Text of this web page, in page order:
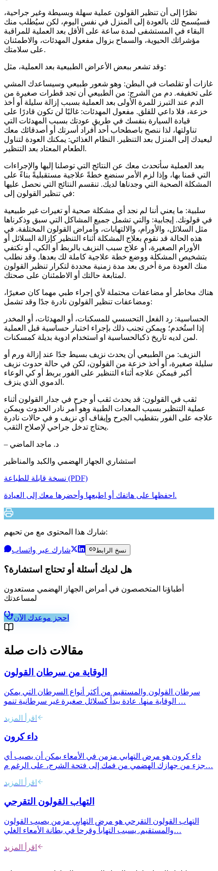
نظرًا إلى أن تنظير القولون عملية سهلة وبسيطة وغير جراحية،
فسيُسمح لك بالعودة إلى المنزل في نفس اليوم، لكن سيُطلب منك
البقاء في المستشفى لمدة ساعة على الأقل بعد العملية للمراقبة
مؤشراتك الحيوية، والسماح بزوال مفعول المهدئات، والاطمئنان
على سلامتك.
وقد تشعر ببعض الأعراض الطبيعية بعد العملية، مثل:
غازات أو تقلصات في البطن: وهو شعور طبيعي وسيساعدك المشي
على تخفيفه. دم من الشرج: من الطبيعي أن تجد قطرات صغيرة من
الدم عند التبرز للمرة الأولى بعد العملية بسبب إزالة سليلة أو أخذ
خزعة، فلا داعي للقلق. مفعول المهدئات: غالبًا لن تكون قادرًا على
قيادة السيارة بنفسك في طريق عودتك بسبب المهدئات التي
تناولتها، لذا ننصح باصطحاب أحد أفراد أسرتك أو أصدقائك معك
ليعيدك إلى المنزل بعد التنظير. النظام الغذائي: يمكنك العودة لتناول
الطعام المعتاد بعد التنظير.
بعد العملية سأتحدث معك عن النتائج التي توصلنا إليها والإجراءات
التي قمنا بها، وإذا لزم الأمر سنضع خطةً علاجية مستقبليةً بناءً على
المشكلة الصحية التي وجدناها لديك. تنقسم النتائج التي نحصل عليها
في تنظير القولون إلى:
سلبية: ما يعني أننا لم نجد أي مشكلة صحية أو تغيرات غير طبيعية
في قولونك. إيجابية: والتي تشمل جميع المشاكل التي سبق وذكرناها
مثل السلائل، والأورام، والالتهابات، وأمراض القولون المختلفة. في
هذه الحالة قد نقوم بعلاج المشكلة أثناء التنظير كإزالة السلائل أو
الأورام الصغيرة، أو علاج سبب النزيف بالربط أو الكي، أو نكتفي
بتشخيص المشكلة ووضع خطة علاجية كاملة لك بعدها. وقد نطلب
منك العودة مرة أخرى بعد مدة زمنية محددة لتكرار تنظير القولون
لمتابعة حالتك أو الاطمئنان على صحتك.
هناك مخاطر أو مضاعفات محتملة لأي إجراء طبي مهما كان صغيرًا،
ومضاعفات تنظير القولون نادرة جدًا وقد تشمل:
الحساسية: رد الفعل التحسسي للمسكنات، أو المهدئات، أو المخدر
إذا استُخدم؛ ويمكن تجنب ذلك بإجراء اختبار حساسية قبل العملية
لمن لديه تاريخ ذكبالحساسية او استخدام ادوية بديلة كمسكنات.
النزيف: من الطبيعي أن يحدث نزيف بسيط جدًا عند إزالة ورم أو
سليلة صغيرة، أو أخذ خزعة من القولون، لكن في حالة حدوث نزيف
أكبر فيمكن علاجه أثناء التنظير على الفور بربط أو كي الوعاء
الدموي الذي ينزف.
ثقب في القولون: قد يحدث ثقب أو جرح في جدار القولون أثناء
عملية التنظير بسبب المعدات الطبية وهو أمر نادر الحدوث ويمكن
علاجه على الفور بتقطيب الجرح وإيقاف أي نزيف و في حالات نادرة
يحتاج تدخل جراحي لإصلاح الثقب.
– د. ماجد الماضي
استشاري الجهاز الهضمي والكبد والمناظير
نسخة قابلة للطباعة (PDF)
احفظها على هاتفك أو اطبعها وأحضرها معك إلى العيادة.
شارك هذا المحتوى مع من تحبهم:
شارك عبر واتساب نسخ الرابط
هل لديك أسئلة أو تحتاج استشارة؟
أطباؤنا المتخصصون في أمراض الجهاز الهضمي مستعدون
لمساعدتك
احجز موعدك الآن
مقالات ذات صلة
الوقاية من سرطان القولون
سرطان القولون والمستقيم من أكثر أنواع السرطان التي يمكن
الوقاية منها. عادة يبدأ كسلائل صغيرة غير سرطانية تنمو …
اقرأ المزيد
داء كرون
داء كرون هو مرض التهابي مزمن في الأمعاء يمكن أن يصيب أي
جزء من جهازك الهضمي من فمك إلى فتحة الشرج، على الرغم م…
اقرأ المزيد
التهاب القولون التقرحي
التهاب القولون التقرحي هو مرض التهابي مزمن يصيب القولون
والمستقيم. يسبب التهاباً وقرحاً في بطانة الأمعاء الغلي…
اقرأ المزيد